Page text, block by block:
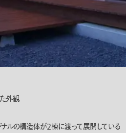
外観
ルの構造体が2棟に渡って展開している